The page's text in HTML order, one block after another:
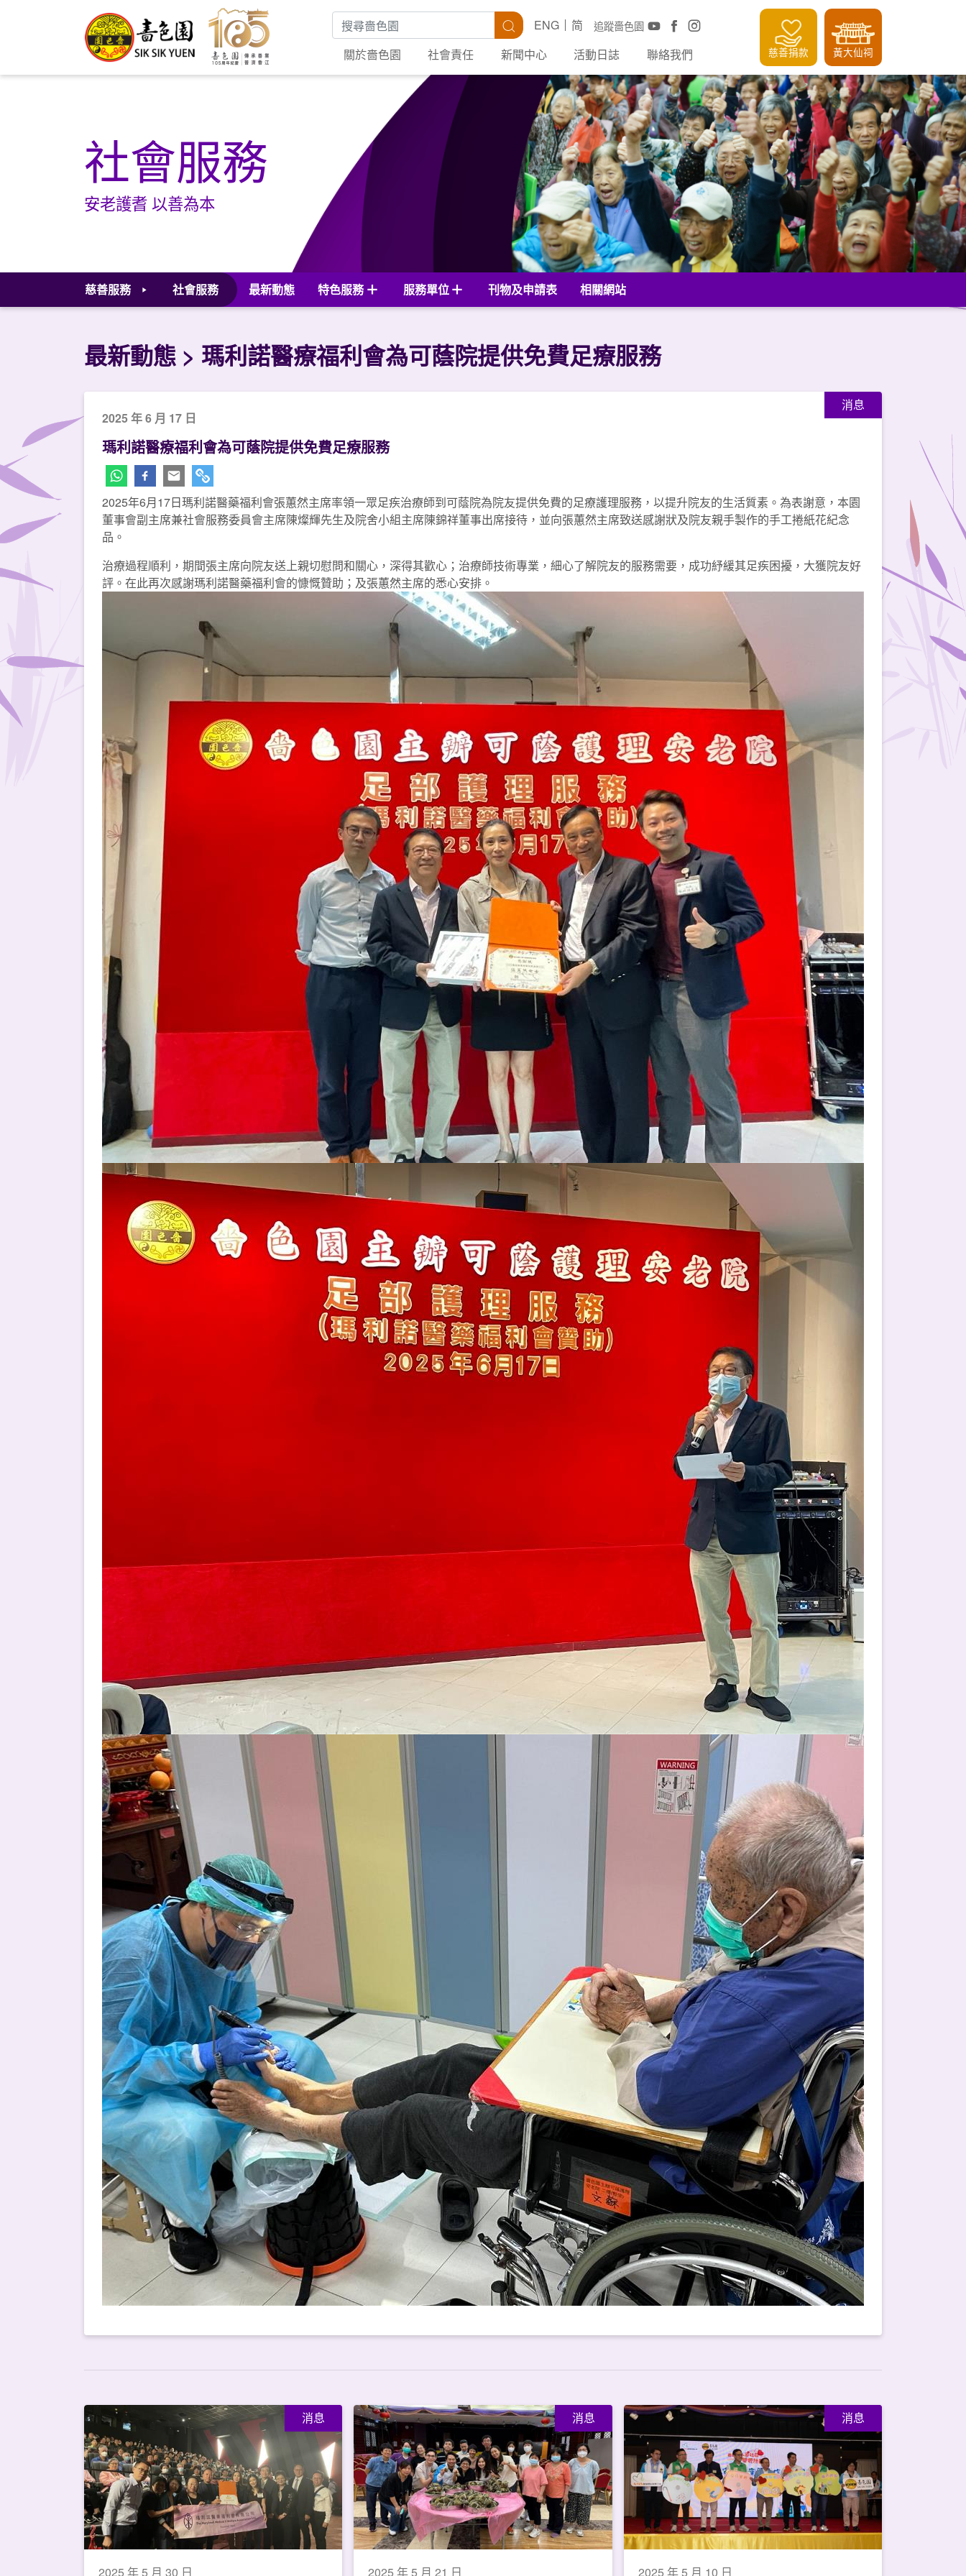
搜尋關鍵字 搜尋 追蹤嗇色園
ENG
简
關於嗇色園
社會責任 新聞中心 活動日誌 聯絡我們 慈善捐款 黃大仙祠
社會服務
安老護耆 以善為本
慈善服務 社會服務 最新動態 特色服務 服務單位 刊物及申請表 相關網站
最新動態 瑪利諾醫療福利會為可蔭院提供免費足療服務
消息
2025 年 6 月 17 日
瑪利諾醫療福利會為可蔭院提供免費足療服務
2025年6月17日瑪利諾醫藥福利會張蕙然主席率領一眾足疾治療師到可蔭院為院友提供免費的足療護理服務，以提升院友的生活質素。為表謝意，本園
董事會副主席兼社會服務委員會主席陳燦輝先生及院舍小組主席陳錦祥董事出席接待，並向張蕙然主席致送感謝狀及院友親手製作的手工捲紙花紀念
品。
治療過程順利，期間張主席向院友送上親切慰問和關心，深得其歡心；治療師技術專業，細心了解院友的服務需要，成功紓緩其足疾困擾，大獲院友好
評。在此再次感謝瑪利諾醫藥福利會的慷慨贊助；及張蕙然主席的悉心安排。
消息
2025 年 5 月 30 日
消息
2025 年 5 月 21 日
消息
2025 年 5 月 10 日